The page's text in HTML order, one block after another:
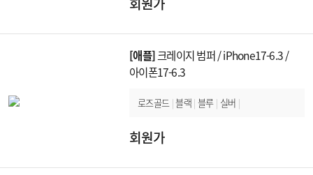
[애플]크레이지 범퍼 / iPhone17-6.3 /
아이폰17-6.3
로즈골드 |블랙 | 블루 | 실버 |
회원가